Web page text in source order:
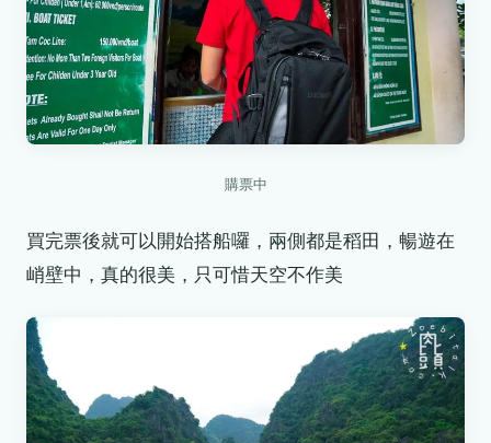
購票中
買完票後就可以開始搭船囉，兩側都是稻田，暢遊在
峭壁中，真的很美，只可惜天空不作美